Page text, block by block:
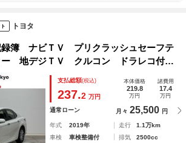
トヨタ
簿 ナビＴＶ プリクラッシュセーフテ
ー 地デジＴＶ クルコン ドラレコ付
難防止システム ＤＶＤ再生 ＡＢＳ
トキープッシュスタート
支払総額(税込)
237.2 万円
本体価格
219.8
万円
諸費用
17.4
万円
通常ローン 月々 25,500 円
年式 2019年 走行
1.1万km
車検
車検整備付 排気
2500cc